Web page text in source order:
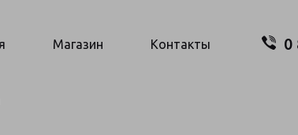
Магазин Контакты 0